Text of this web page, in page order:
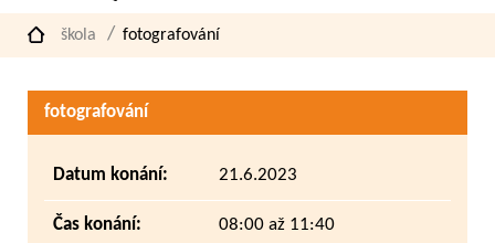
škola fotografování
fotografování
Datum konání: 21.6.2023
Čas konání: 08:00 až 11:40